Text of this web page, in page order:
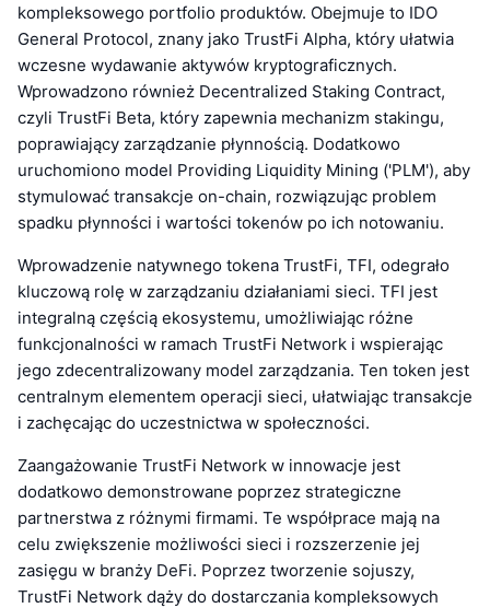
kompleksowego portfolio produktów. Obejmuje to IDO
General Protocol, znany jako TrustFi Alpha, który ułatwia
wczesne wydawanie aktywów kryptograficznych.
Wprowadzono również Decentralized Staking Contract,
czyli TrustFi Beta, który zapewnia mechanizm stakingu,
poprawiający zarządzanie płynnością. Dodatkowo
uruchomiono model Providing Liquidity Mining ('PLM'), aby
stymulować transakcje on-chain, rozwiązując problem
spadku płynności i wartości tokenów po ich notowaniu.
Wprowadzenie natywnego tokena TrustFi, TFI, odegrało
kluczową rolę w zarządzaniu działaniami sieci. TFI jest
integralną częścią ekosystemu, umożliwiając różne
funkcjonalności w ramach TrustFi Network i wspierając
jego zdecentralizowany model zarządzania. Ten token jest
centralnym elementem operacji sieci, ułatwiając transakcje
i zachęcając do uczestnictwa w społeczności.
Zaangażowanie TrustFi Network w innowacje jest
dodatkowo demonstrowane poprzez strategiczne
partnerstwa z różnymi firmami. Te współprace mają na
celu zwiększenie możliwości sieci i rozszerzenie jej
zasięgu w branży DeFi. Poprzez tworzenie sojuszy,
TrustFi Network dąży do dostarczania kompleksowych